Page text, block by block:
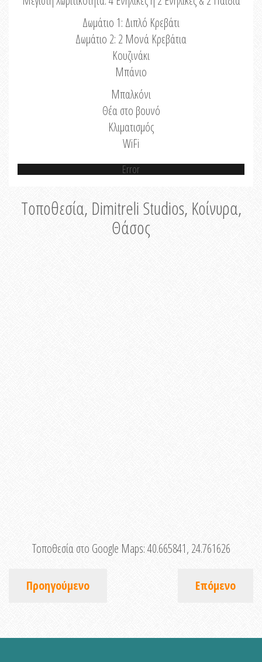
Δωμάτιο 1: Διπλό Κρεβάτι
Δωμάτιο 2: 2 Μονά Κρεβάτια
Κουζινάκι
Μπάνιο
Μπαλκόνι
Θέα στο βουνό
Κλιματισμός
WiFi
Error
Τοποθεσία, Dimitreli Studios, Κοίνυρα,
Θάσος
Τοποθεσία στο Google Maps:40.665841, 24.761626
Προηγούμενο Επόμενο